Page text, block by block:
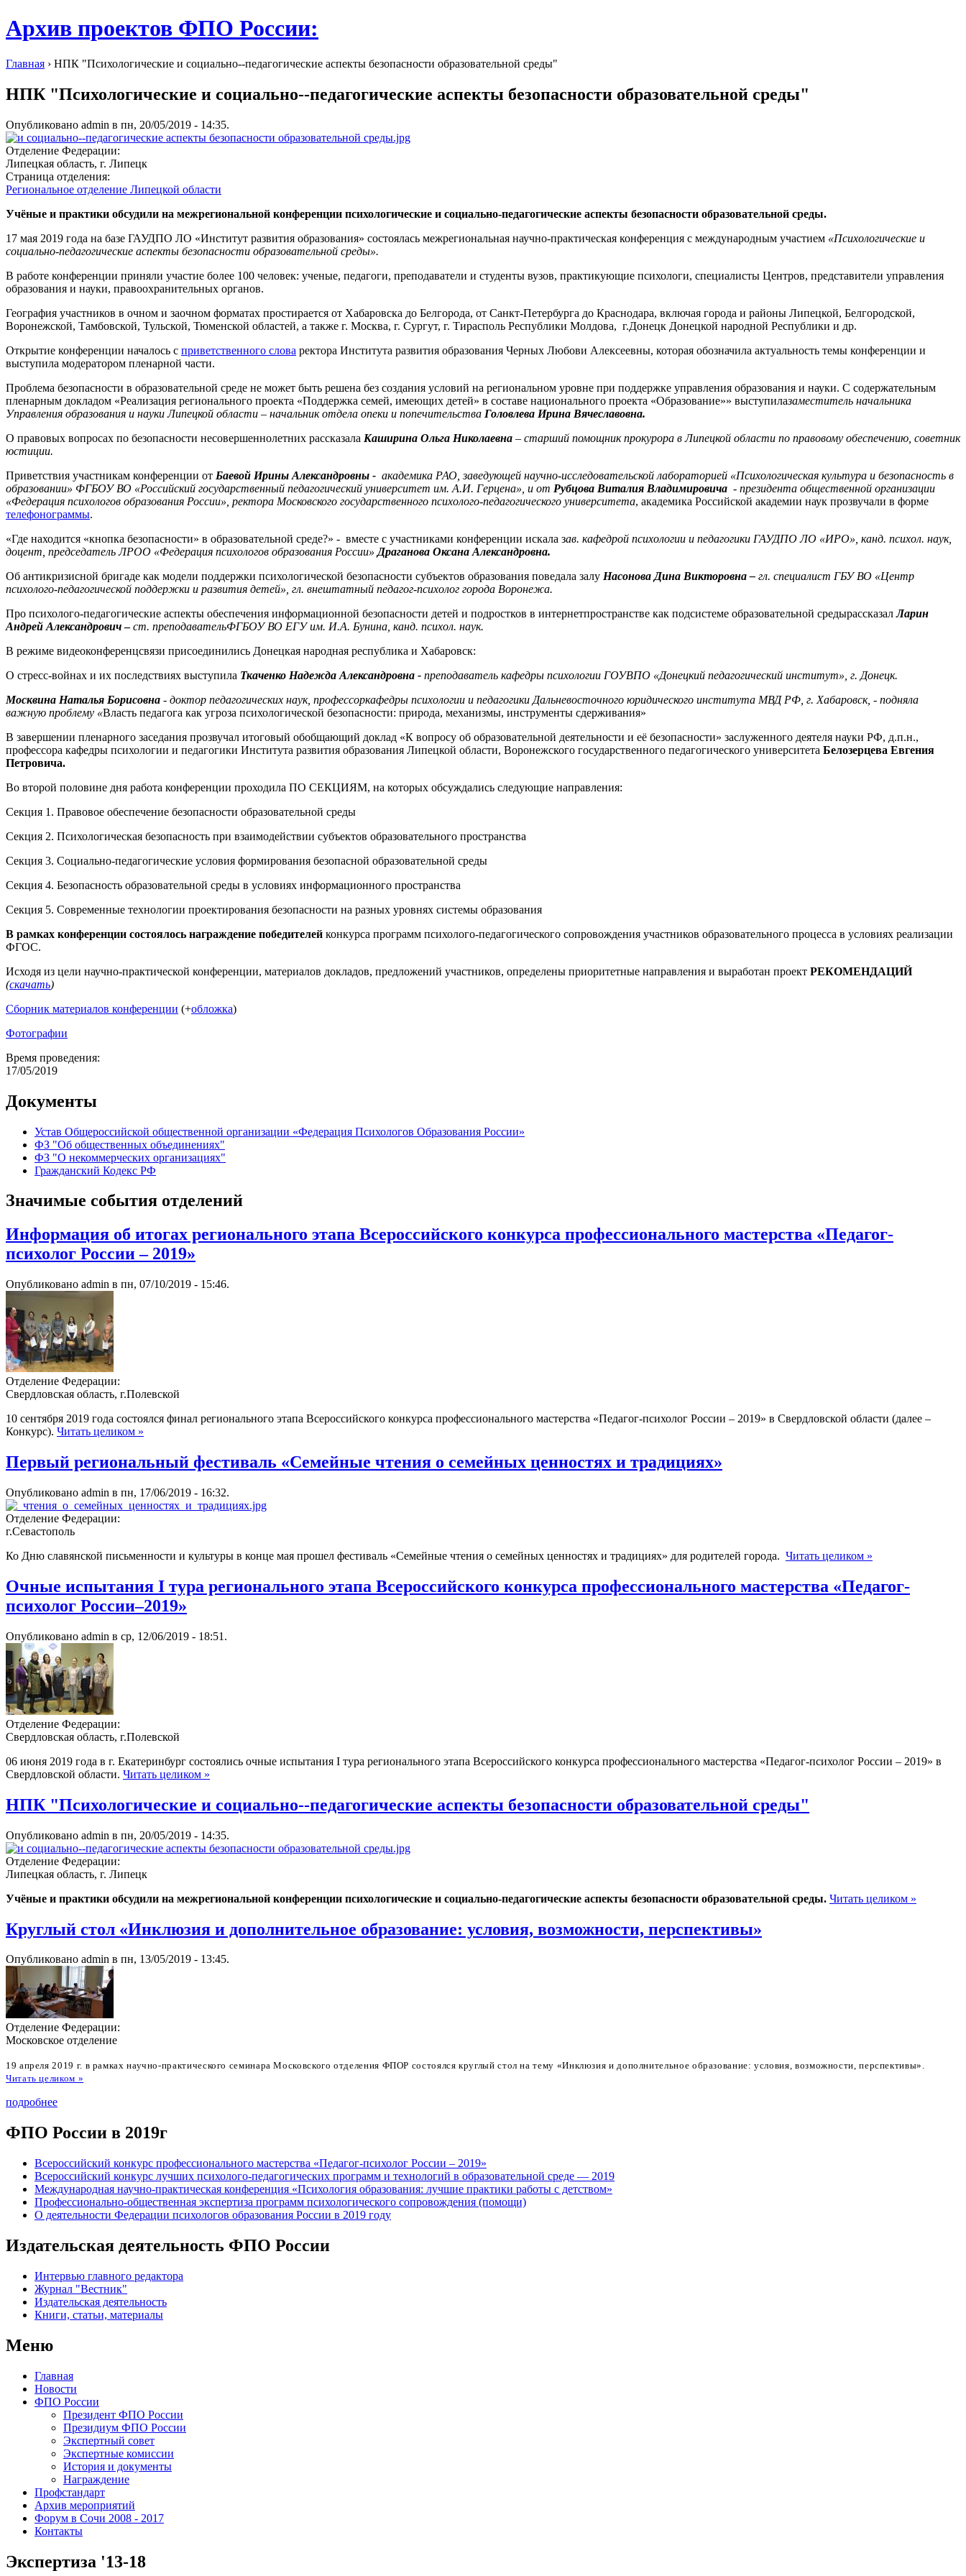
Архив проектов ФПО России:
Главная › НПК "Психологические и социально--педагогические аспекты безопасности образовательной среды"
НПК "Психологические и социально--педагогические аспекты безопасности образовательной среды"
Опубликовано admin в пн, 20/05/2019 - 14:35.
Отделение Федерации:
Липецкая область, г. Липецк
Страница отделения:
Региональное отделение Липецкой области
Учёные и практики обсудили на межрегиональной конференции психологические и социально-педагогические аспекты безопасности образовательной среды.
17 мая 2019 года на базе ГАУДПО ЛО «Институт развития образования» состоялась межрегиональная научно-практическая конференция с международным участием «Психологические и
социально-педагогические аспекты безопасности образовательной среды».
В работе конференции приняли участие более 100 человек: ученые, педагоги, преподаватели и студенты вузов, практикующие психологи, специалисты Центров, представители управления
образования и науки, правоохранительных органов.
География участников в очном и заочном форматах простирается от Хабаровска до Белгорода, от Санкт-Петербурга до Краснодара, включая города и районы Липецкой, Белгородской,
Воронежской, Тамбовской, Тульской, Тюменской областей, а также г. Москва, г. Сургут, г. Тирасполь Республики Молдова, г.Донецк Донецкой народной Республики и др.
Открытие конференции началось с приветственного слова ректора Института развития образования Черных Любови Алексеевны, которая обозначила актуальность темы конференции и
выступила модератором пленарной части.
Проблема безопасности в образовательной среде не может быть решена без создания условий на региональном уровне при поддержке управления образования и науки. С содержательным
пленарным докладом «Реализация регионального проекта «Поддержка семей, имеющих детей» в составе национального проекта «Образование»» выступилазаместитель начальника
Управления образования и науки Липецкой области – начальник отдела опеки и попечительства Головлева Ирина Вячеславовна.
О правовых вопросах по безопасности несовершеннолетних рассказала Каширина Ольга Николаевна – старший помощник прокурора в Липецкой области по правовому обеспечению, советник
юстиции.
Приветствия участникам конференции от Баевой Ирины Александровны - академика РАО, заведующей научно-исследовательской лабораторией «Психологическая культура и безопасность в
образовании» ФГБОУ ВО «Российский государственный педагогический университет им. А.И. Герцена», и от Рубцова Виталия Владимировича - президента общественной организации
«Федерация психологов образования России», ректора Московского государственного психолого-педагогического университета, академика Российской академии наук прозвучали в форме
телефонограммы.
«Где находится «кнопка безопасности» в образовательной среде?» - вместе с участниками конференции искала зав. кафедрой психологии и педагогики ГАУДПО ЛО «ИРО», канд. психол. наук,
доцент, председатель ЛРОО «Федерация психологов образования России» Драганова Оксана Александровна.
Об антикризисной бригаде как модели поддержки психологической безопасности субъектов образования поведала залу Насонова Дина Викторовна – гл. специалист ГБУ ВО «Центр
психолого-педагогической поддержки и развития детей», гл. внештатный педагог-психолог города Воронежа.
Про психолого-педагогические аспекты обеспечения информационной безопасности детей и подростков в интернетпространстве как подсистеме образовательной средырассказалЛарин
Андрей Александрович–ст. преподавательФГБОУ ВО ЕГУ им. И.А. Бунина, канд. психол. наук.
В режиме видеоконференцсвязи присоединились Донецкая народная республика и Хабаровск:
О стресс-войнах и их последствиях выступила Ткаченко Надежда Александровна - преподаватель кафедры психологии ГОУВПО «Донецкий педагогический институт», г. Донецк.
Москвина Наталья Борисовна - доктор педагогических наук, профессоркафедры психологии и педагогики Дальневосточного юридического института МВД РФ , г. Хабаровск, - подняла
важную проблему «Власть педагога как угроза психологической безопасности: природа, механизмы, инструменты сдерживания»
В завершении пленарного заседания прозвучал итоговый обобщающий доклад «К вопросу об образовательной деятельности и её безопасности» заслуженного деятеля науки РФ, д.п.н.,
профессора кафедры психологии и педагогики Института развития образования Липецкой области, Воронежского государственного педагогического университета Белозерцева Евгения
Петровича.
Во второй половине дня работа конференции проходила ПО СЕКЦИЯМ, на которых обсуждались следующие направления:
Секция 1. Правовое обеспечение безопасности образовательной среды
Секция 2. Психологическая безопасность при взаимодействии субъектов образовательного пространства
Секция 3. Социально-педагогические условия формирования безопасной образовательной среды
Секция 4. Безопасность образовательной среды в условиях информационного пространства
Секция 5. Современные технологии проектирования безопасности на разных уровнях системы образования
В рамках конференции состоялось награждение победителей конкурса программ психолого-педагогического сопровождения участников образовательного процесса в условиях реализации
ФГОС.
Исходя из цели научно-практической конференции, материалов докладов, предложений участников, определены приоритетные направления и выработан проект РЕКОМЕНДАЦИЙ
(скачать)
Сборник материалов конференции (+обложка)
Фотографии
Время проведения:
17/05/2019
Документы
Устав Общероссийской общественной организации «Федерация Психологов Образования России»
ФЗ "Об общественных объединениях"
ФЗ "О некоммерческих организациях"
Гражданский Кодекс РФ
Значимые события отделений
Информация об итогах регионального этапа Всероссийского конкурса профессионального мастерства «Педагог-
психолог России – 2019»
Опубликовано admin в пн, 07/10/2019 - 15:46.
Отделение Федерации:
Свердловская область, г.Полевской
10 сентября 2019 года состоялся финал регионального этапа Всероссийского конкурса профессионального мастерства «Педагог-психолог России – 2019» в Свердловской области (далее –
Конкурс). Читать целиком »
Первый региональный фестиваль «Семейные чтения о семейных ценностях и традициях»
Опубликовано admin в пн, 17/06/2019 - 16:32.
Отделение Федерации:
г.Севастополь
Ко Дню славянской письменности и культуры в конце мая прошел фестиваль «Семейные чтения о семейных ценностях и традициях» для родителей города. Читать целиком »
Очные испытания I тура регионального этапа Всероссийского конкурса профессионального мастерства «Педагог-
психолог России–2019»
Опубликовано admin в ср, 12/06/2019 - 18:51.
Отделение Федерации:
Свердловская область, г.Полевской
06 июня 2019 года в г. Екатеринбург состоялись очные испытания I тура регионального этапа Всероссийского конкурса профессионального мастерства «Педагог-психолог России – 2019» в
Свердловской области. Читать целиком »
НПК "Психологические и социально--педагогические аспекты безопасности образовательной среды"
Опубликовано admin в пн, 20/05/2019 - 14:35.
Отделение Федерации:
Липецкая область, г. Липецк
Учёные и практики обсудили на межрегиональной конференции психологические и социально-педагогические аспекты безопасности образовательной среды. Читать целиком »
Круглый стол «Инклюзия и дополнительное образование: условия, возможности, перспективы»
Опубликовано admin в пн, 13/05/2019 - 13:45.
Отделение Федерации:
Московское отделение
19 апреля 2019 г. в рамках научно-практического семинара Московского отделения ФПОР состоялся круглый стол на тему «Инклюзия и дополнительное образование: условия, возможности, перспективы».
Читать целиком »
подробнее
ФПО России в 2019г
Всероссийский конкурс профессионального мастерства «Педагог-психолог России – 2019»
Всероссийский конкурс лучших психолого-педагогических программ и технологий в образовательной среде — 2019
Международная научно-практическая конференция «Психология образования: лучшие практики работы с детством»
Профессионально-общественная экспертиза программ психологического сопровождения (помощи)
О деятельности Федерации психологов образования России в 2019 году
Издательская деятельность ФПО России
Интервью главного редактора
Журнал "Вестник"
Издательская деятельность
Книги, статьи, материалы
Меню
Главная
Новости
ФПО России
Президент ФПО России
Президиум ФПО России
Экспертный совет
Экспертные комиссии
История и документы
Награждение
Профстандарт
Архив мероприятий
Форум в Сочи 2008 - 2017
Контакты
Экспертиза '13-18